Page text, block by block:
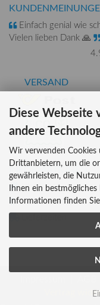
Einfach genial wie
Vielen lieben Dank 🙏
VERSAND
INFORMATIONEN
Über uns
Versandkosten
Vertrag
Diese Webseite
andere
Wir verwenden Cookies
Drittanbietern, um die
gewährleisten, die
Ihnen ein
Informationen finden